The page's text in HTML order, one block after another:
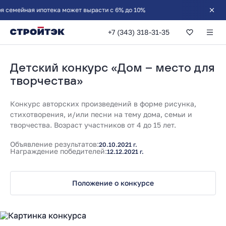
ипотека может вырасти с 6% до 10%
+7 (343) 318-31-35
Детский
Детский конкурс «Дом – место для
творчества»
Конкурс авторских произведений в форме рисунка,
стихотворения, и/или песни на тему дома, семьи и
творчества. Возраст участников от 4 до 15 лет.
Объявление результатов:20.10.2021 г.
Награждение победителей:12.12.2021 г.
Положение о конкурсе